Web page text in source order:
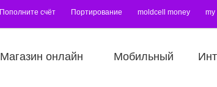
Пополните счёт Портирование moldcell money my
Магазин онлайн Мобильный